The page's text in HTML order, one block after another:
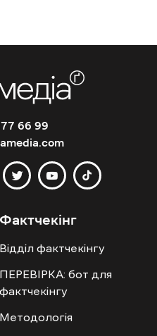
66 99
Фактчекінг
Відділ фактчекінгу
ПЕРЕВІРКА: бот для
фактчекінгу
Методологія